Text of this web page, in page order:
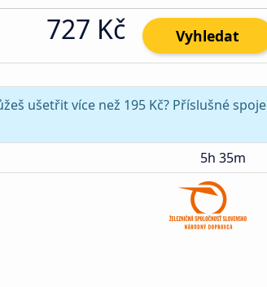
727 Kč Vyhledat
ušetřit více než 195 Kč? Příslušné spoje
5h 35m